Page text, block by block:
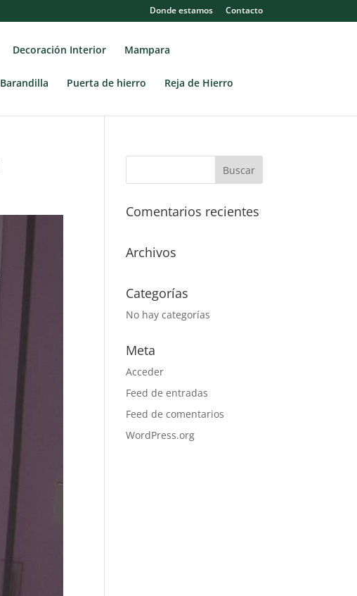
Donde estamos Contacto
Decoración Interior Mampara
Barandilla Puerta de hierro Reja de Hierro
Comentarios recientes
Archivos
Categorías
No hay categorías
Meta
Acceder
Feed de entradas
Feed de comentarios
WordPress.org